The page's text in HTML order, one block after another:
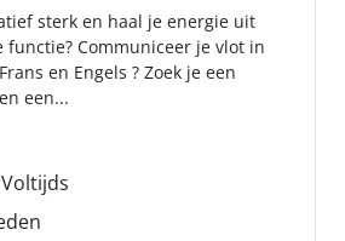
sterk en haal je energie uit
functie? Communiceer je vlot in
en Engels ? Zoek je een
een...
Voltijds